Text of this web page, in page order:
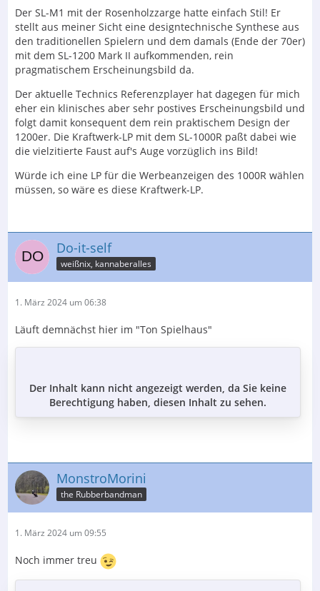
Der SL-M1 mit der Rosenholzzarge hatte einfach Stil! Er
stellt aus meiner Sicht eine designtechnische Synthese aus
den traditionellen Spielern und dem damals (Ende der 70er)
mit dem SL-1200 Mark II aufkommenden, rein
pragmatischem Erscheinungsbild da.
Der aktuelle Technics Referenzplayer hat dagegen für mich
eher ein klinisches aber sehr postives Erscheinungsbild und
folgt damit konsequent dem rein praktischem Design der
1200er. Die Kraftwerk-LP mit dem SL-1000R paßt dabei wie
die vielzitierte Faust auf's Auge vorzüglich ins Bild!
Würde ich eine LP für die Werbeanzeigen des 1000R wählen
müssen, so wäre es diese Kraftwerk-LP.
Do-it-self
weißnix, kannaberalles
1. März 2024 um 06:38
Läuft demnächst hier im "Ton Spielhaus"
Der Inhalt kann nicht angezeigt werden, da Sie keine
Berechtigung haben, diesen Inhalt zu sehen.
MonstroMorini
the Rubberbandman
1. März 2024 um 09:55
Noch immer treu